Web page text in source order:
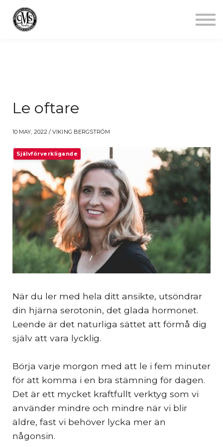
Le oftare
10 MAY, 2022 / VIKING BERGSTRÖM
Självförverkligande
När du ler med hela ditt ansikte, utsöndrar
din hjärna serotonin, det glada hormonet.
Leende är det naturliga sättet att förmå dig
själv att vara lycklig.
Börja varje morgon med att le i fem minuter
för att komma i en bra stämning för dagen.
Det är ett mycket kraftfullt verktyg som vi
använder mindre och mindre när vi blir
äldre, fast vi behöver lycka mer än
någonsin.